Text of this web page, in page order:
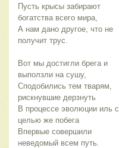
Пусть крысы забирают
богатства всего мира,
А нам дано другое, что не
получит трус.
Вот мы достигли брега и
выползли на сушу,
Сподобились тем тварям,
рискнувшие дерзнуть
В процессе эволюции иль с
целью же побега
Впервые совершили
неведомый всем путь.